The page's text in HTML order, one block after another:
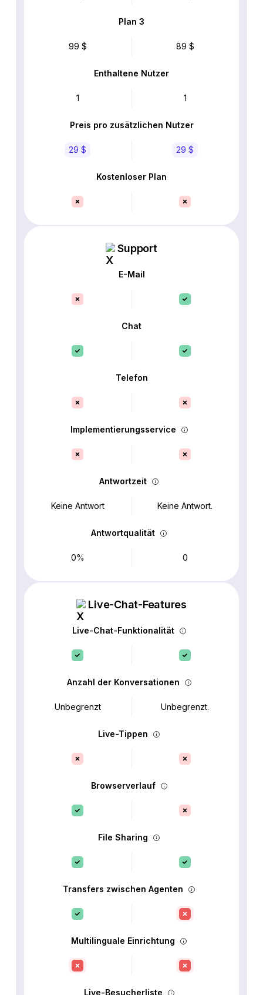
Plan 3
99 $ 89 $
Enthaltene Nutzer
1 1
Preis pro zusätzlichen Nutzer
29 $ 29 $
Kostenloser Plan
Support
E-Mail
Chat
Telefon
Implementierungsservice
Antwortzeit
Keine Antwort Keine Antwort.
Antwortqualität
0% 0
Live-Chat-Features
Live-Chat-Funktionalität
Anzahl der Konversationen
Unbegrenzt Unbegrenzt.
Live-Tippen
Browserverlauf
File Sharing
Transfers zwischen Agenten
Multilinguale Einrichtung
Live-Besucherliste